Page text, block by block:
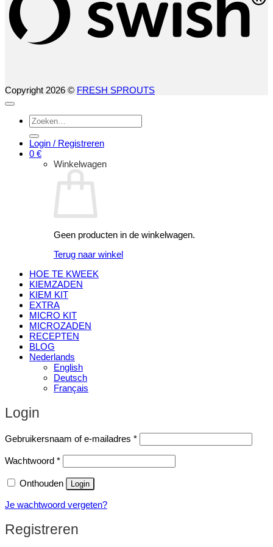
Copyright 2026 © FRESH SPROUTS
Zoeken
naar:
Login / Registreren
0 €
Winkelwagen
Geen producten in de winkelwagen.
Terug naar winkel
HOE TE KWEEK
KIEMZADEN
KIEM KIT
EXTRA
MICRO KIT
MICROZADEN
RECEPTEN
BLOG
Nederlands
English
Deutsch
Français
Login
Gebruikersnaam of e-mailadres *Vereist
Wachtwoord *Vereist
Onthouden Login
Je wachtwoord vergeten?
Registreren